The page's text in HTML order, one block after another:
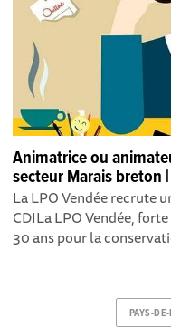
Animatrice ou
secteur Marais breton
La LPO Vendée recrute
CDILa LPO Vendée,
30 ans pour la
PAYS-